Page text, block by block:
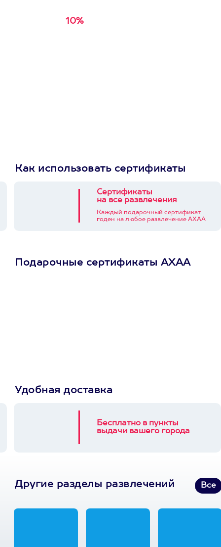
10%
Как использовать сертификаты
Сертификаты
на все развлечения
Каждый подарочный сертификат
годен на любое развлечение АХАА
Подарочные сертификаты АХАА
Удобная доставка
Бесплатно в пункты
выдачи вашего города
Другие разделы развлечений Все